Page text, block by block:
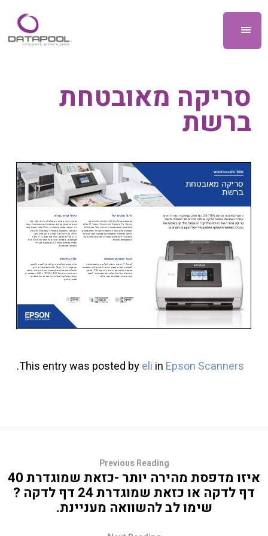
סריקה מאובטחת
ברשת
This entry was posted byeli in Epson Scanners
.
Previous Reading
איזו מדפסת מהירה יותר -כזאת שמוגדרת 40
דף לדקה או כזאת שמוגדרת 24 דף לדקה ?
שימו לב להשוואה מעניינת.